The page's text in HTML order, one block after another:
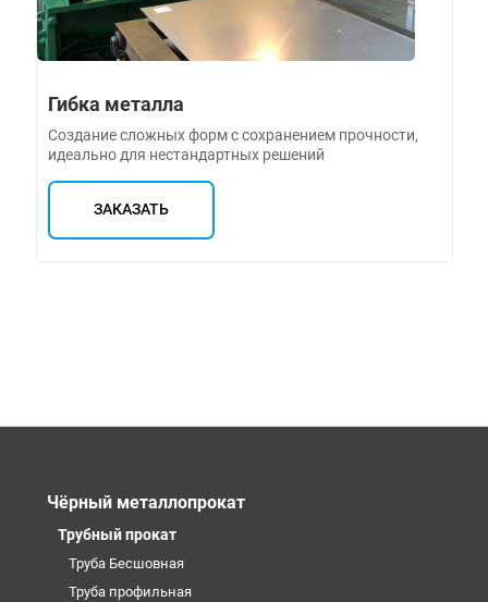
Гибка металла
Создание сложных форм с сохранением прочности,
идеально для нестандартных решений
ЗАКАЗАТЬ
Чёрный металлопрокат
Трубный прокат
Труба Бесшовная
Труба профильная